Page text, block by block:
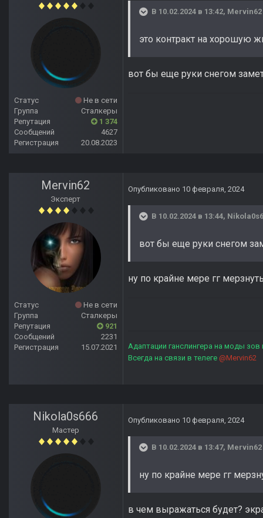
Статус
Не в сети
Группа
Сталкеры
Репутация
1 374
Сообщений
4627
Регистрация
20.08.2023
В 10.02.2024 в 13:42, Mervin62
это контракт на хорошую
вот бы еще руки снегом
Mervin62
Эксперт
Статус
Не в сети
Группа
Сталкеры
Репутация
921
Сообщений
2231
Регистрация
15.07.2021
Опубликовано 10 февраля, 2024
В 10.02.2024 в 13:44,
вот бы еще руки снегом
ну по крайне мере гг
Адаптации ганслингера на моды зов
Всегда на связи в телеге @Mervin62
Nikola0s666
Мастер
Опубликовано 10 февраля, 2024
В 10.02.2024 в 13:47, Mervin62
ну по крайне мере гг
в чем выражаться будет?